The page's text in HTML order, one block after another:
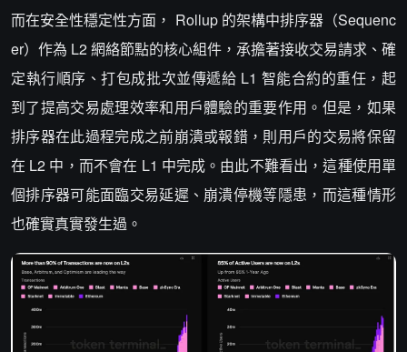
而在安全性穩定性方面， Rollup 的架構中排序器（Sequenc
er）作為 L2 網絡節點的核心組件，承擔著接收交易請求、確
定執行順序、打包成批次並傳遞給 L1 智能合約的重任，起
到了提高交易處理效率和用戶體驗的重要作用。但是，如果
排序器在此過程完成之前崩潰或報錯，則用戶的交易將保留
在 L2 中，而不會在 L1 中完成。由此不難看出，這種使用單
個排序器可能面臨交易延遲、崩潰停機等隱患，而這種情形
也確實真實發生過。